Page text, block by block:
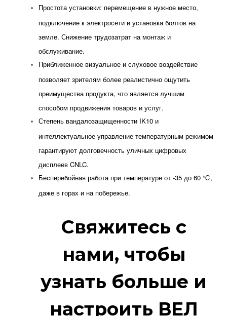
Простота установки: перемещение в нужное место,
подключение к электросети и установка болтов на
земле. Снижение трудозатрат на монтаж и
обслуживание.
Приближенное визуальное и слуховое воздействие
позволяет зрителям более реалистично ощутить
преимущества продукта, что является лучшим
способом продвижения товаров и услуг.
Степень вандалозащищенности IK10 и
интеллектуальное управление температурным режимом
гарантируют долговечность уличных цифровых
дисплеев CNLC.
Бесперебойная работа при температуре от -35 до 60 ℃,
даже в горах и на побережье.
Свяжитесь с
нами, чтобы
узнать больше и
настроить ВЕЛ